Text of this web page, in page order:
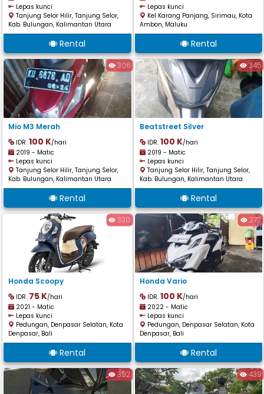
Lepas kunci
Tanjung Selor Hilir, Tanjung Selor,
Kab. Bulungan, Kalimantan Utara
Rental
Lepas kunci
Kel Karang Panjang, Sirimau, Kota
Ambon, Maluku
Rental
306
Mio M3 Merah
IDR. 100 K/hari
2019 - Matic
Lepas kunci
Tanjung Selor Hilir, Tanjung Selor,
Kab. Bulungan, Kalimantan Utara
Rental
345
Beatstreet Silver
IDR. 100 K/hari
2019 - Matic
Lepas kunci
Tanjung Selor Hilir, Tanjung Selor,
Kab. Bulungan, Kalimantan Utara
Rental
330
Honda Scoopy
IDR. 75 K/hari
2021 - Matic
Lepas kunci
Pedungan, Denpasar Selatan, Kota
Denpasar, Bali
Rental
273
Honda Vario
IDR. 100 K/hari
2022 - Matic
Lepas kunci
Pedungan, Denpasar Selatan, Kota
Denpasar, Bali
Rental
392 439